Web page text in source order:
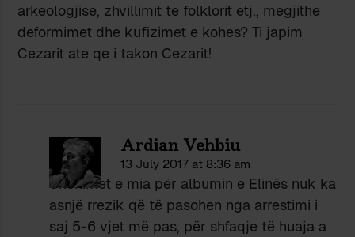
arkeologjise, zhvillimit te folklorit etj., megjithe
deformimet dhe kufizimet e kohes? Ti japim
Cezarit ate qe i takon Cezarit!
Ardian Vehbiu
13 July 2017 at 8:36 am
Shënimet e mia për albumin e Elinës nuk ka
asnjë rrezik që të pasohen nga arrestimi i
saj 5-6 vjet më pas, për shfaqje të huaja a